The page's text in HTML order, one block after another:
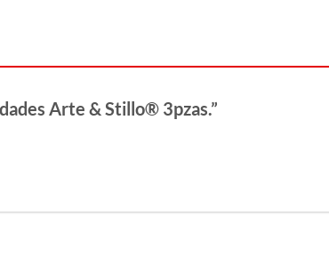
Arte & Stillo® 3pzas.”